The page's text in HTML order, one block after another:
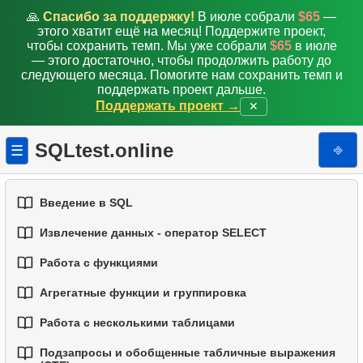
🙏 Спасибо за поддержку! В июле собрали $65 —
этого хватит ещё на месяц! Поддержите проект,
чтобы сохранить темп. Мы уже собрали $65в июле
— этого достаточно, чтобы продолжить работу до
следующего месяца. Помогите нам сохранить темп и
поддержать проект дальше.
Поддержать проект →
✕
☰ SQLtest.online ⎆
Введение в SQL
1.Введение в базы данных
Типы баз данных
Извлечение данных - оператор SELECT
1.Выборка данных из таблицы
2. Фильтрация данных
Работа с функциями
1.Встроенные функции SQL
Основные строковые функции
Агрегатные функции и группировка
1.Базовые агрегатные функции
Работа с несколькими таблицами
1.Основы соединений (JOIN) в SQL
Подзапросы и обобщенные табличные выражения